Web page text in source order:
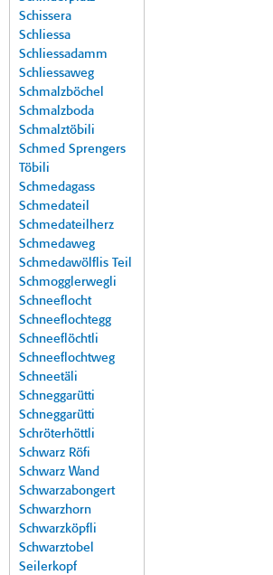
Schissera
Schliessa
Schliessadamm
Schliessaweg
Schmalzböchel
Schmalzboda
Schmalztöbili
Schmed Sprengers
Töbili
Schmedagass
Schmedateil
Schmedateilherz
Schmedaweg
Schmedawölflis Teil
Schmogglerwegli
Schneeflocht
Schneeflochtegg
Schneeflöchtli
Schneeflochtweg
Schneetäli
Schneggarütti
Schneggarütti
Schröterhöttli
Schwarz Röfi
Schwarz Wand
Schwarzabongert
Schwarzhorn
Schwarzköpfli
Schwarztobel
Seilerkopf